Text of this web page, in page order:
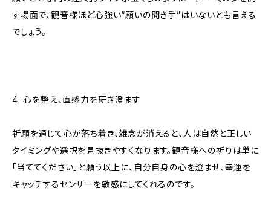
す場面で、観音様ほど心強い“願いの聞き手”はいないとも言える
でしょう。
4. 心を整え、直感力を研ぎ澄ます
祈願を通じて心が落ち着き、雑念が消えると、人は自然と正しい
タイミングや選択を見抜きやすくなります。観音様への祈りは単に
「当ててください」と願う以上に、自分自身の心を澄ませ、幸運を
キャッチするセンサーを敏感にしてくれるのです。